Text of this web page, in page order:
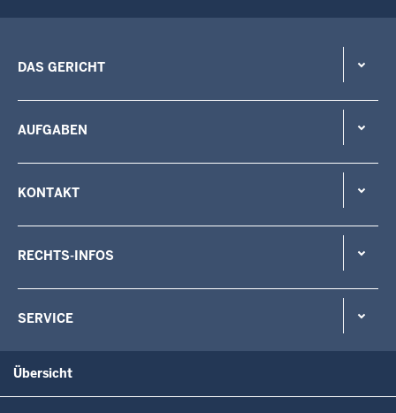
DAS GERICHT
AUFGABEN
KONTAKT
RECHTS-INFOS
SERVICE
Übersicht